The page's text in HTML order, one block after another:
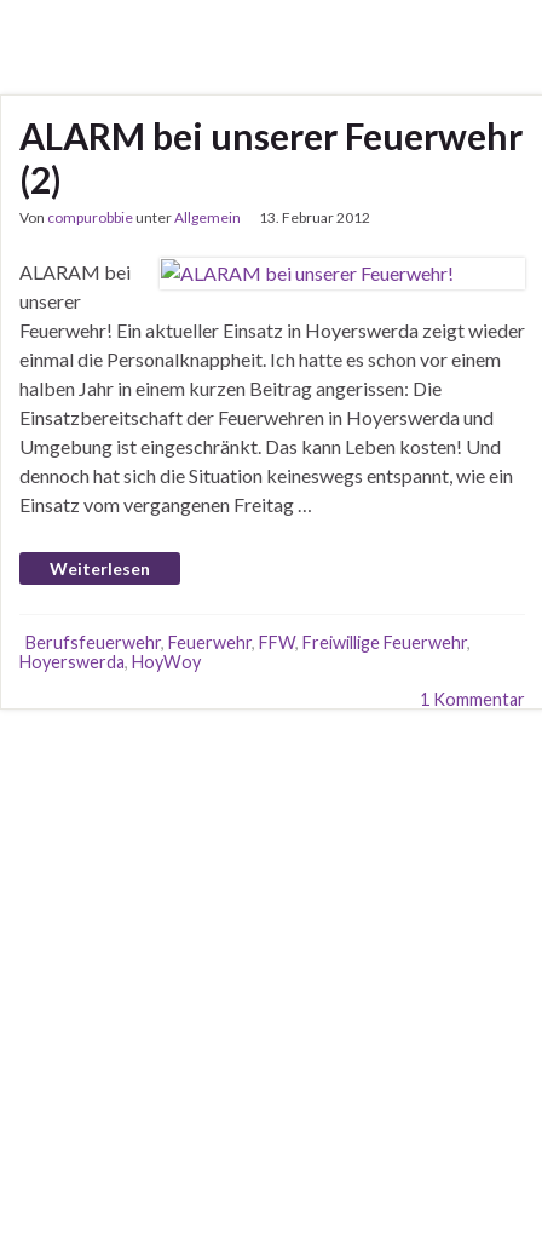
ALARM bei unserer Feuerwehr
(2)
Von compurobbieunterAllgemein 13. Februar 2012
ALARAM bei
unserer
Feuerwehr! Ein aktueller Einsatz in Hoyerswerda zeigt wieder
einmal die Personalknappheit. Ich hatte es schon vor einem
halben Jahr in einem kurzen Beitrag angerissen: Die
Einsatzbereitschaft der Feuerwehren in Hoyerswerda und
Umgebung ist eingeschränkt. Das kann Leben kosten! Und
dennoch hat sich die Situation keineswegs entspannt, wie ein
Einsatz vom vergangenen Freitag …
Weiterlesen
Berufsfeuerwehr, Feuerwehr, FFW, Freiwillige Feuerwehr,
Hoyerswerda, HoyWoy
1 Kommentar